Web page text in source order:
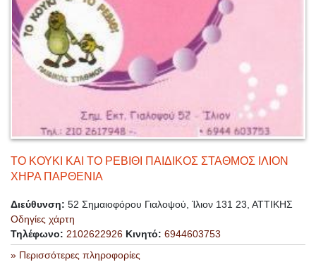
ΤΟ ΚΟΥΚΙ ΚΑΙ ΤΟ ΡΕΒΙΘΙ ΠΑΙΔΙΚΟΣ ΣΤΑΘΜΟΣ ΙΛΙΟΝ
ΧΗΡΑ ΠΑΡΘΕΝΙΑ
Διεύθυνση: 52 Σημαιοφόρου Γιαλοψού, Ίλιον 131 23, ΑΤΤΙΚΗΣ
Οδηγίες χάρτη
Τηλέφωνο: 2102622926 Κινητό: 6944603753
» Περισσότερες πληροφορίες